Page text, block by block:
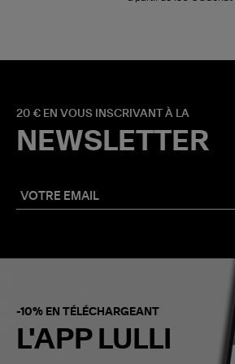
20 € EN VOUS INSCRIVANT À LA
NEWSLETTER
-10% EN TÉLÉCHARGEANT
L'APP LULLI